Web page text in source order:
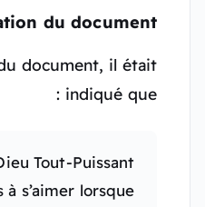
du document
document, il était
indiqué que :
Tout-Puissant
s’aimer lorsque